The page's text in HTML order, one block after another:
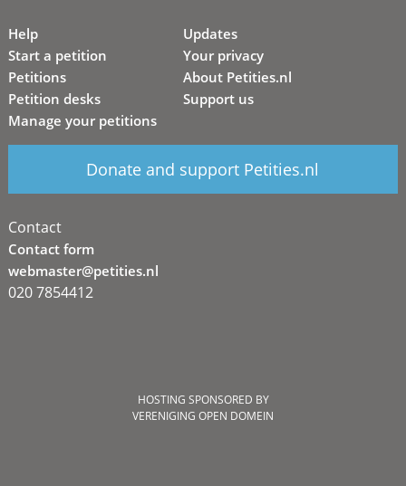
Help
Start a petition
Petitions
Petition desks
Manage your petitions
Updates
Your privacy
About Petities.nl
Support us
Donate and support Petities.nl
Contact
Contact form
webmaster@petities.nl
020 7854412
HOSTING SPONSORED BY
VERENIGING OPEN DOMEIN